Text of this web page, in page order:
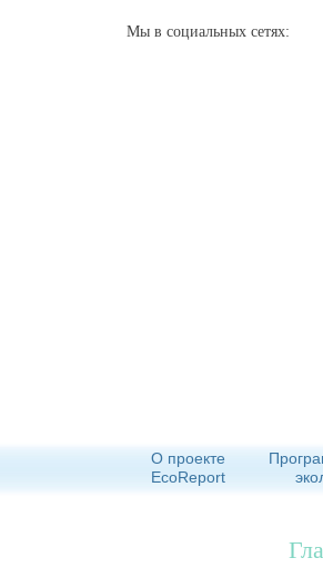
Мы в социальных сетях:
О проекте
EcoReport